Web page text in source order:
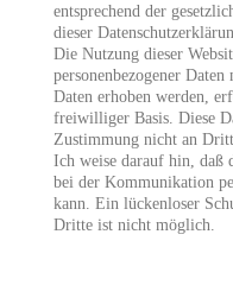
entsprechend der
dieser
Die Nutzung dieser
personenbezogener
Daten erhoben werden,
freiwilliger Basis. Diese
Zustimmung nicht an
Ich weise darauf hin, daß
bei der Kommunikation
kann. Ein lückenloser
Dritte ist nicht möglich.